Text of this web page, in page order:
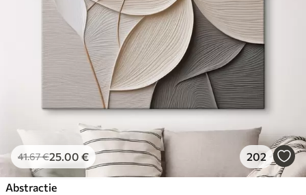
41.67€25.00 € 202
Abstractie